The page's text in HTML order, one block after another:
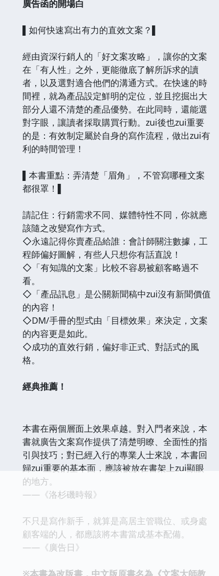
廣告函的開場白
▌如何快速寫出有力的直效文案？▌
經由資深行銷人的「好文案攻略」，讓你的文案
在「有人性」之外，更能徹底了解所訴求的讀
者，以及選對適合他們的溝通方式。在快速的時
間裡，就為產品設定鮮明的定位，並且挖掘出大
部分人還不清楚的產品優勢。在此同時，還能選
對字眼，讓讀者採取購買行動。zui後也zui重要
的是：有效制定屬於自身的寫作流程，做出zui有
利的時間管理！
▌本書重點：弄清楚「眉角」，不管寫哪種文案
都很罩！▌
請記住：行銷需求不同、媒體特性不同，你就應
該隨之改變寫作方式。
◇永遠記得你賣產品給誰：會計師關注數據，工
程師偏好圖解，有些人只想你有話直說！
◇「有知識的文案」比較不容易被顧客略過不
看。
◇「產品訊息」是公關新聞稿中zui沒有新聞價值
的內容！
◇DM/手冊的型式由「目標效果」來決定，文案
的內容更是如此。
◇成功的直效行銷，偏好非正式、對話式的風
格。
經典推薦！
本書在兩個層面上效果卓越。對入門者來說，本
書就廣告文案寫作提供了清楚明瞭、全面性的指
引與技巧；對已經入行的專業人士來說，本書回
歸zui重要的基本面，應該被放在書架上zui顯眼
的地方。
——《洛杉磯時報》
不只是寫作新手，就算是高居主管職位、或身處
顧客端的人，都應該將本書當成基本配備。
——《廣告日》
※本書為改版書，中文版原書名為《文案大師教